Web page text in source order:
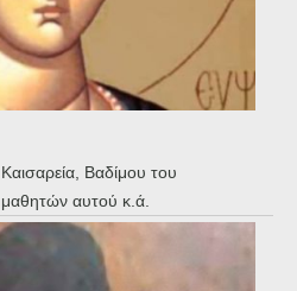
Βαδίμου του
αυτού κ.ά.